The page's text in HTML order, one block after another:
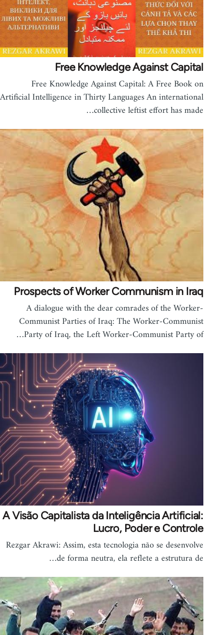
Free Knowledge Against Capital
Free Knowledge Against Capital: A Free Book on
Artificial Intelligence in Thirty Languages An international
collective leftist effort has made…
Prospects of Worker Communism in Iraq
A dialogue with the dear comrades of the Worker-
Communist Parties of Iraq: The Worker-Communist
Party of Iraq, the Left Worker-Communist Party of…
A Visão Capitalista da Inteligência Artificial:
Lucro, Poder e Controle
Rezgar Akrawi: Assim, esta tecnologia não se desenvolve
de forma neutra, ela reflete a estrutura de…